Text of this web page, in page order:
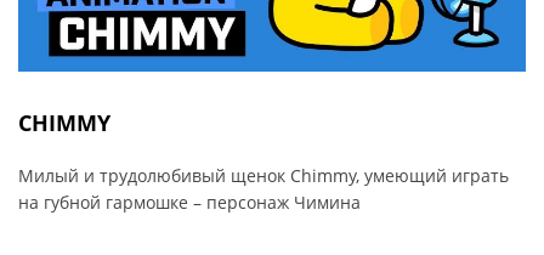
CHIMMY
Милый и трудолюбивый щенок Chimmy, умеющий играть
на губной гармошке – персонаж Чимина